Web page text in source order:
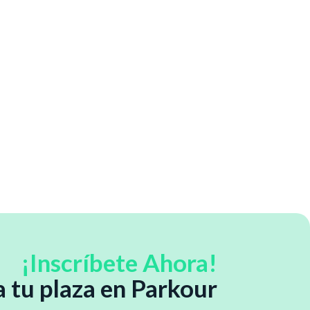
¡Inscríbete Ahora!
tu plaza en Parkour